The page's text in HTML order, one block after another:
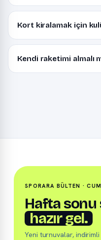
Kort kiralamak için
Kendi raketimi almalı
SPORARA BÜLTEN ·
Hafta sonu
hazır gel.
Yeni turnuvalar,